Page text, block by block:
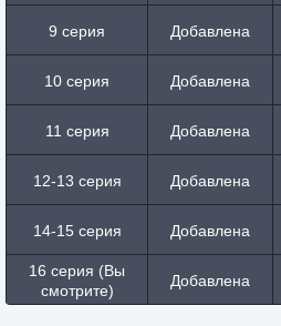
9 серия Добавлена
10 серия Добавлена
11 серия Добавлена
12-13 серия Добавлена
14-15 серия Добавлена
16 серия (Вы
смотрите)
Добавлена